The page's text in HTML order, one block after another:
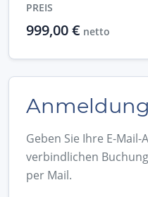
PREIS
999,00 € netto
Anmeldung
Geben Sie Ihre E-
verbindlichen
per Mail.